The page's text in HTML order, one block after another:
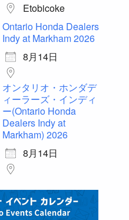
Etobicoke
Ontario Honda Dealers
Indy at Markham 2026
8月14日
オンタリオ・ホンダデ
ィーラーズ・インディ
ー(Ontario Honda
Dealers Indy at
Markham) 2026
8月14日